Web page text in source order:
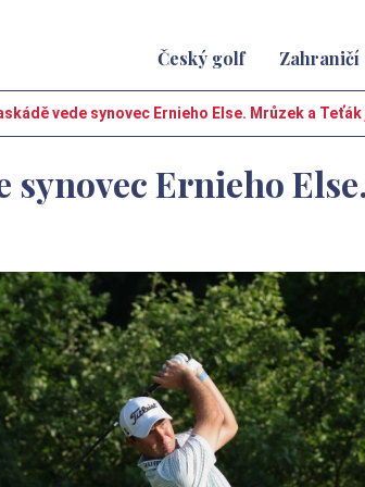
Český golf Zahraničí
vede synovec Ernieho Else. Mrůzek a Teťák
synovec Ernieho